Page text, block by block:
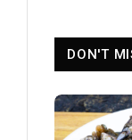
DON'T